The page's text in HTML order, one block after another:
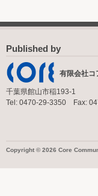
Published by
有限会社コ
千葉県館山市稲193-1
Tel: 0470-29-3350 Fax:
Copyright © 2026 Core